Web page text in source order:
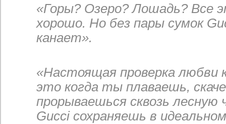
«Горы? Озеро? Лошадь? Все
хорошо. Но без пары сумок
канает».
«Настоящая проверка любви
это когда ты плаваешь,
прорываешься сквозь лесную
Gucci сохраняешь в